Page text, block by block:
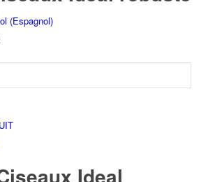
(Espagnol)
Ideal